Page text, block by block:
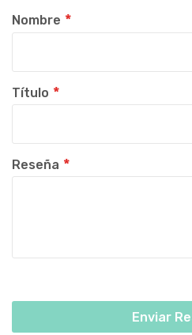
star
stars
stars
stars
stars
Nombre
Título
Reseña
Enviar